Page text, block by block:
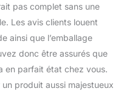
pas complet sans une
Les avis clients louent
ainsi que l’emballage
donc être assurés que
en parfait état chez vous.
produit aussi majestueux